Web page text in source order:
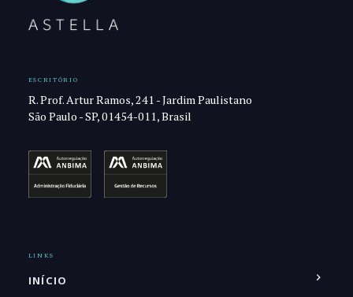
ESCRITÓRIO
R. Prof. Artur Ramos, 241 - Jardim Paulistano
São Paulo - SP, 01454-011, Brasil
LINKS
INÍCIO